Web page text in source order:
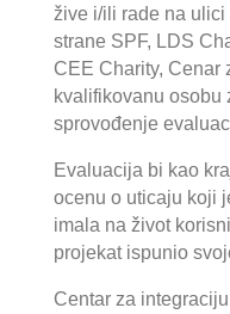
žive i/ili rade na ulici
strane SPF, LDS
CEE Charity, Cenar
kvalifikovanu osobu
sprovođenje
Evaluacija bi kao
ocenu o uticaju koji
imala na život
projekat ispunio
Centar za